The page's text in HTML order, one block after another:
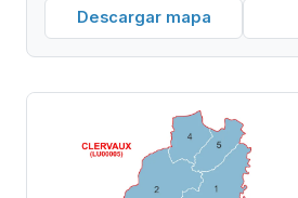
Descargar mapa